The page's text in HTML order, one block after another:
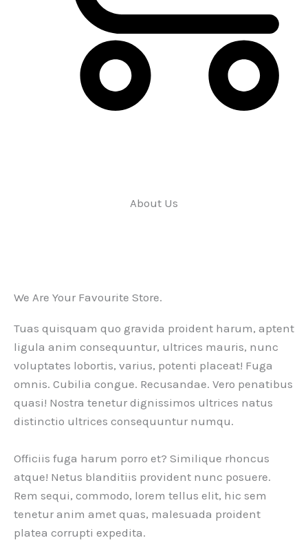
About Us
We Are Your Favourite Store.
Tuas quisquam quo gravida proident harum, aptent
ligula anim consequuntur, ultrices mauris, nunc
voluptates lobortis, varius, potenti placeat! Fuga
omnis. Cubilia congue. Recusandae. Vero penatibus
quasi! Nostra tenetur dignissimos ultrices natus
distinctio ultrices consequuntur numqu.
Officiis fuga harum porro et? Similique rhoncus
atque! Netus blanditiis provident nunc posuere.
Rem sequi, commodo, lorem tellus elit, hic sem
tenetur anim amet quas, malesuada proident
platea corrupti expedita.